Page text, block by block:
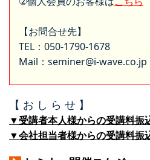
【お問合せ先】
TEL：050-1790-1678
Mail：seminer@i-wave.co.jp
【 お し ら せ 】
▼受講者本人様からの受講料振
▼会社担当者様からの受講料振